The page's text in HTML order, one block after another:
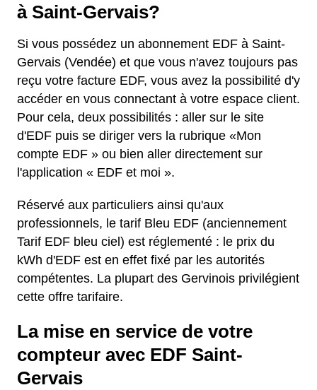
à Saint-Gervais?
Si vous possédez un abonnement EDF à Saint-
Gervais (Vendée) et que vous n'avez toujours pas
reçu votre facture EDF, vous avez la possibilité d'y
accéder en vous connectant à votre espace client.
Pour cela, deux possibilités : aller sur le site
d'EDF puis se diriger vers la rubrique «Mon
compte EDF » ou bien aller directement sur
l'application « EDF et moi ».
Réservé aux particuliers ainsi qu'aux
professionnels, le tarif Bleu EDF (anciennement
Tarif EDF bleu ciel) est réglementé : le prix du
kWh d'EDF est en effet fixé par les autorités
compétentes. La plupart des Gervinois privilégient
cette offre tarifaire.
La mise en service de votre
compteur avec EDF Saint-
Gervais